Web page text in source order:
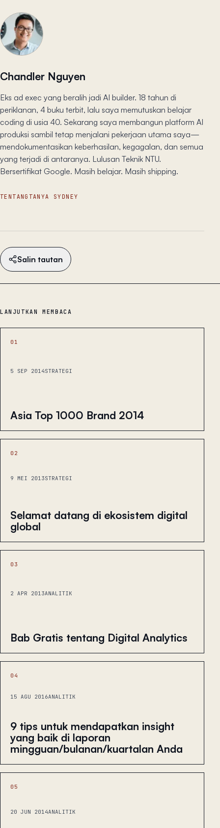
Chandler Nguyen
Eks ad exec yang beralih jadi AI builder. 18 tahun di
periklanan, 4 buku terbit, lalu saya memutuskan belajar
coding di usia 40. Sekarang saya membangun platform AI
produksi sambil tetap menjalani pekerjaan utama saya—
mendokumentasikan keberhasilan, kegagalan, dan semua
yang terjadi di antaranya. Lulusan Teknik NTU.
Bersertifikat Google. Masih belajar. Masih shipping.
TENTANG TANYA SYDNEY
Salin tautan
LANJUTKAN MEMBACA
01
5 SEP 2014STRATEGI
Asia Top 1000 Brand 2014
02
9 MEI 2013STRATEGI
Selamat datang di ekosistem digital
global
03
2 APR 2013ANALITIK
Bab Gratis tentang Digital Analytics
04
15 AGU 2016ANALITIK
9 tips untuk mendapatkan insight
yang baik di laporan
mingguan/bulanan/kuartalan Anda
05
20 JUN 2014ANALITIK